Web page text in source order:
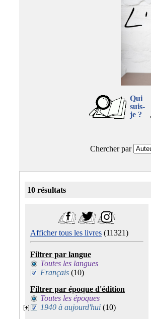
Qui
suis-
je ?
Chercher par
10 résultats
Afficher tous les livres (11321)
Filtrer par langue
Toutes les langues
Français (10)
Filtrer par époque d'édition
Toutes les époques
1940 à aujourd'hui (10)